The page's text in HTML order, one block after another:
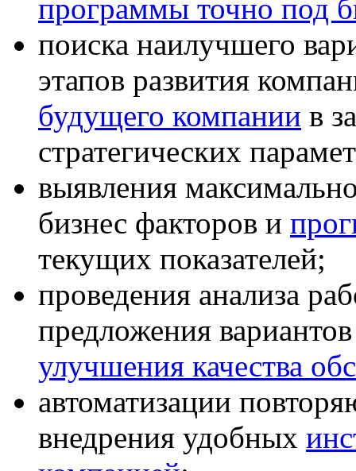
программы точно под
поиска наилучшего
этапов развития
будущего компании в
стратегических
выявления
бизнес факторов и
текущих показателей;
проведения анализа
предложения
улучшения качества
автоматизации
внедрения удобных